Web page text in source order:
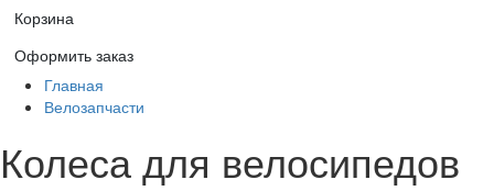
Корзина
Оформить заказ
Главная
Велозапчасти
Колеса для велосипедов